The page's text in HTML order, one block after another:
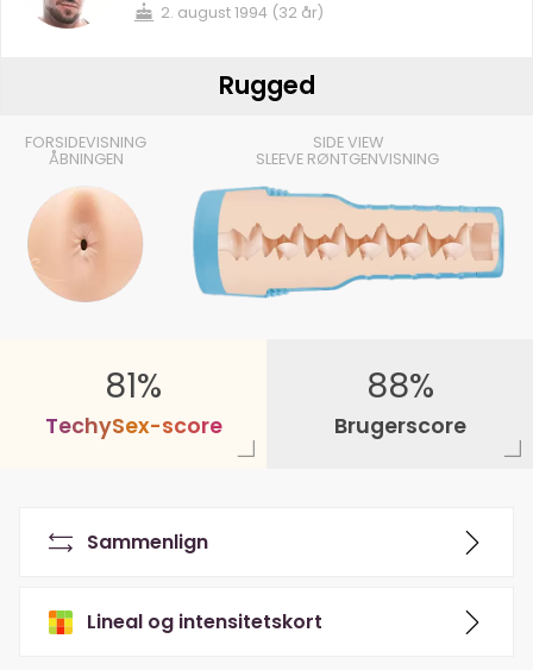
FORSIDEVISNING
ÅBNINGEN
SIDE VIEW
SLEEVE RØNTGENVISNING
81%
TechySex-score
88%
Brugerscore
Sammenlign
Lineal og intensitetskort
2. august 1994 (32 år)
Rugged